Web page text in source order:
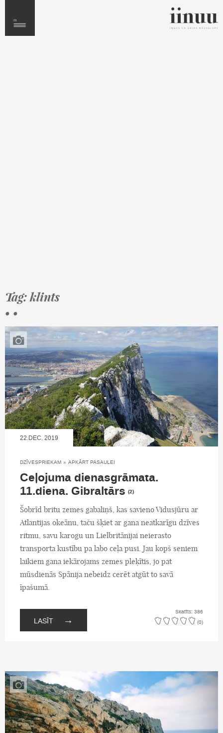
Tag: klints
• •
22.DEC, 2019
DZĪVESPRIEKAM » APKĀRT PASAULEI
Ceļojuma dienasgrāmata.
11.diena. Gibraltārs (2)
Šobrīd britu zemes gabaliņš, kas savieno Vidusjūru ar
Atlantijas okeānu, taču šķiet ar gana neatkarīgu dzīves
ritmu, savu karogu un Lielbritānijai neierasto
transporta kustību pa labo ceļa pusi. Jau kopš seniem
laikiem gana iekārojams zemes pleķītis, jo pat
mūsdienās Spānija nebeidz cerēt atgūt to savā
īpašumā.
LASĪT →
Skatīts: 386
(0)